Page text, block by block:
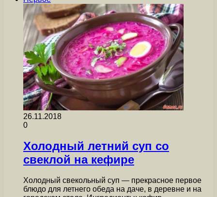
26.11.2018
0
Холодный летний суп со
свеклой на кефире
Холодный свекольный суп — прекрасное первое
блюдо для летнего обеда на даче, в деревне и на